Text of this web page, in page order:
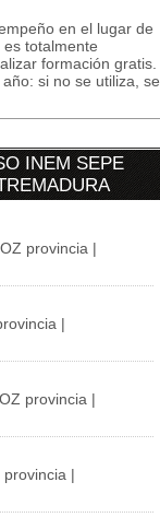
en el lugar de
totalmente
formación gratis.
si no se utiliza, se
INEM SEPE
provincia |
|
provincia |
provincia |